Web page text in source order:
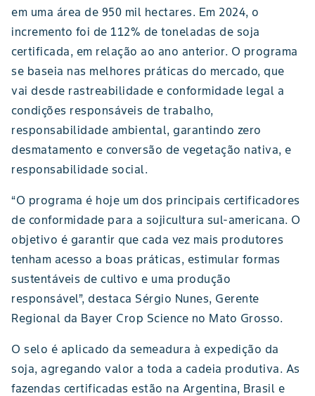
em uma área de 950 mil hectares. Em 2024, o
incremento foi de 112% de toneladas de soja
certificada, em relação ao ano anterior. O programa
se baseia nas melhores práticas do mercado, que
vai desde rastreabilidade e conformidade legal a
condições responsáveis de trabalho,
responsabilidade ambiental, garantindo zero
desmatamento e conversão de vegetação nativa, e
responsabilidade social.
“O programa é hoje um dos principais certificadores
de conformidade para a sojicultura sul-americana. O
objetivo é garantir que cada vez mais produtores
tenham acesso a boas práticas, estimular formas
sustentáveis de cultivo e uma produção
responsável”, destaca Sérgio Nunes, Gerente
Regional da Bayer Crop Science no Mato Grosso.
O selo é aplicado da semeadura à expedição da
soja, agregando valor a toda a cadeia produtiva. As
fazendas certificadas estão na Argentina, Brasil e